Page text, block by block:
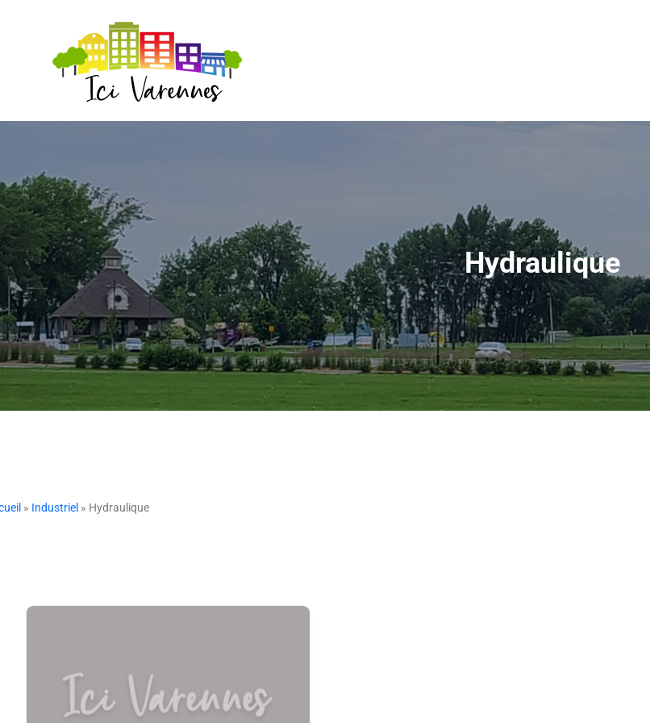
Hydraulique
» Industriel » Hydraulique